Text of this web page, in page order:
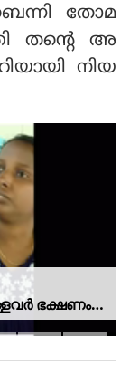
തോമ
തന്റെ അ
നിയ
ഭക്ഷണം
കാശ്